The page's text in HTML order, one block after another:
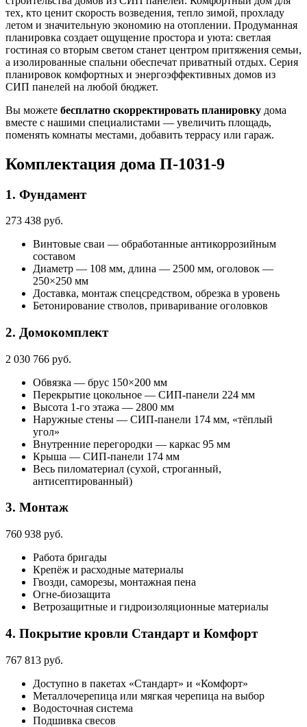
тех, кто ценит скорость возведения, тепло зимой, прохладу
летом и значительную экономию на отоплении. Продуманная
планировка создает ощущение простора и уюта: светлая
гостиная со вторым светом станет центром притяжения семьи,
а изолированные спальни обеспечат приватный отдых. Серия
планировок комфортных и энергоэффективных домов из
СИП панелей на любой бюджет.
Вы можете бесплатно скорректировать планировку дома
вместе с нашими специалистами — увеличить площадь,
поменять комнаты местами, добавить террасу или гараж.
Комплектация дома П-1031-9
1. Фундамент
273 438 руб.
Винтовые сваи — обработанные антикоррозийным
составом
Диаметр — 108 мм, длина — 2500 мм, оголовок —
250×250 мм
Доставка, монтаж спецсредством, обрезка в уровень
Бетонирование стволов, приваривание оголовков
2. Домокомплект
2 030 766 руб.
Обвязка — брус 150×200 мм
Перекрытие цокольное — СИП-панели 224 мм
Высота 1-го этажа — 2800 мм
Наружные стены — СИП-панели 174 мм, «тёплый
угол»
Внутренние перегородки — каркас 95 мм
Крыша — СИП-панели 174 мм
Весь пиломатериал (сухой, строганный,
антисептированный)
3. Монтаж
760 938 руб.
Работа бригады
Крепёж и расходные материалы
Гвозди, саморезы, монтажная пена
Огне-биозащита
Ветрозащитные и гидроизоляционные материалы
4. Покрытие кровли Стандарт и Комфорт
767 813 руб.
Доступно в пакетах «Стандарт» и «Комфорт»
Металлочерепица или мягкая черепица на выбор
Водосточная система
Подшивка свесов